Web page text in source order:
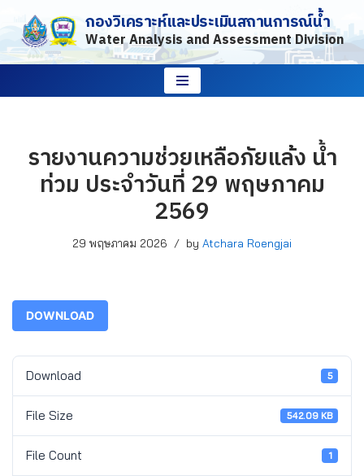
Skip
to
กองวิเคราะห์และประเมินสถานการณ์น้ำ
Water Analysis and Assessment Division
รายงานความช่วยเหลือภัยแล้ง น้ำ
ท่วม ประจำวันที่ 29 พฤษภาคม
2569
29 พฤษภาคม 2026 by Atchara Roengjai
DOWNLOAD
Download 5
File Size 542.09 KB
File Count 1